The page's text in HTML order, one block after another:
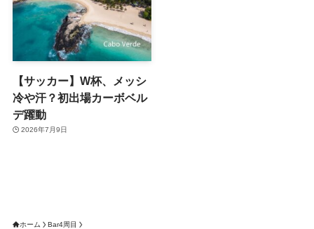
【サッカー】W杯、メッシ
冷や汗？初出場カーボベル
デ躍動
2026年7月9日
ホーム Bar4周目